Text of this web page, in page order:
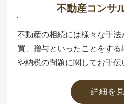
不動産コンサ
不動産の相続には様々な手
買、贈与といったことをす
や納税の問題に関してお手伝
詳細を